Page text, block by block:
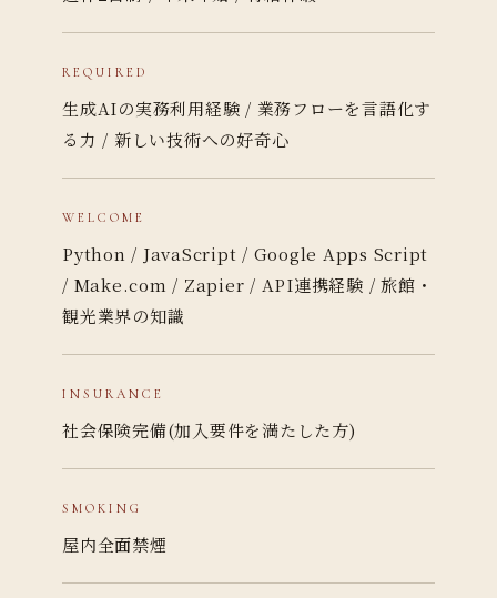
REQUIRED
生成AIの実務利用経験 / 業務フローを言語化す
る力 / 新しい技術への好奇心
WELCOME
Python / JavaScript / Google Apps Script
/ Make.com / Zapier / API連携経験 / 旅館・
観光業界の知識
INSURANCE
社会保険完備(加入要件を満たした方)
SMOKING
屋内全面禁煙